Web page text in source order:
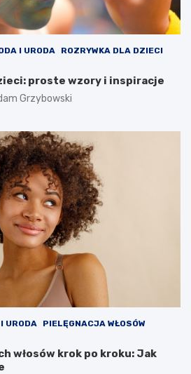
I URODA
ROZRYWKA DLA DZIECI
proste wzory i inspiracje
Grzybowski
URODA
PIELĘGNACJA WŁOSÓW
włosów krok po kroku: Jak